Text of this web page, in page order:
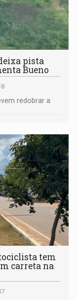
pista
Bueno
redobrar a
tem
carreta na